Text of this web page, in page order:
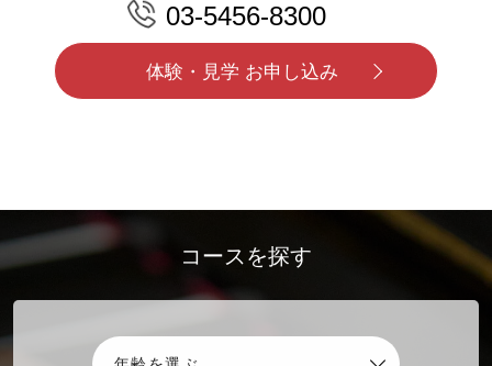
03-5456-8300
体験・見学 お申し込み
コースを探す